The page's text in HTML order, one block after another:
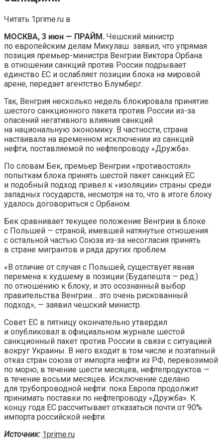
Читать 1prime.ru в
МОСКВА, 3 июн — ПРАЙМ. Чешский министр
по европейским делам Микулаш заявил, что упрямая
позиция премьер-министра Венгрии Виктора Орбана
в отношении санкций против России подрывает
единство ЕС и ослабляет позиции блока на мировой
арене, передает агентство Блумберг.
Так, Венгрия несколько недель блокировала принятие
шестого санкционного пакета против России из-за
опасений негативного влияния санкций
на национальную экономику. В частности, страна
настаивала на временном исключении из санкций
нефти, поставляемой по нефтепроводу «Дружба».
По словам Бек, премьер Венгрии «противостоял»
попыткам блока принять шестой пакет санкций ЕС
и подобный подход привел к «изоляции» страны среди
западных государств, несмотря на то, что в итоге блоку
удалось договориться с Орбаном.
Бек сравнивает текущее положение Венгрии в блоке
с Польшей — страной, имевшей натянутые отношения
с остальной частью Союза из-за несогласия принять
в стране мигрантов и ряда других проблем.
«В отличие от случая с Польшей, существует явная
перемена к худшему в позиции (Будапешта — ред.)
по отношению к блоку, и это осознанный выбор
правительства Венгрии… это очень рискованный
подход», — заявил чешский министр.
Совет ЕС в пятницу окончательно утвердил
и опубликовал в официальном журнале шестой
санкционный пакет против России в связи с ситуацией
вокруг Украины. В него входит в том числе и поэтапный
отказ стран союза от импорта нефти из РФ, перевозимой
по морю, в течение шести месяцев, нефтепродуктов —
в течение восьми месяцев. Исключение сделано
для трубопроводной нефти: пока Европа продолжит
принимать поставки по нефтепроводу «Дружба». К
концу года ЕС рассчитывает отказаться почти от 90%
импорта российской нефти.
Источник: 1prime.ru